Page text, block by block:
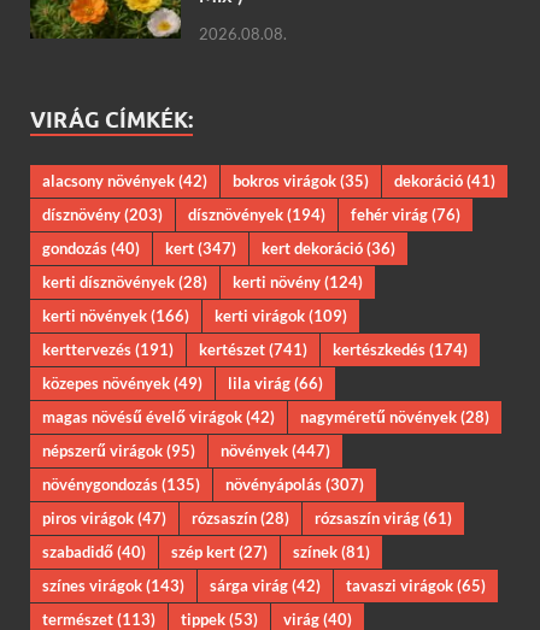
2026.08.08.
VIRÁG CÍMKÉK:
alacsony növények(42) bokros virágok(35) dekoráció(41)
dísznövény(203) dísznövények(194) fehér virág(76)
gondozás(40) kert(347) kert dekoráció(36)
kerti dísznövények(28) kerti növény(124)
kerti növények(166) kerti virágok(109)
kerttervezés(191) kertészet(741) kertészkedés(174)
közepes növények(49) lila virág(66)
magas növésű évelő virágok(42) nagyméretű növények(28)
népszerű virágok(95) növények(447)
növénygondozás(135) növényápolás(307)
piros virágok(47) rózsaszín(28) rózsaszín virág(61)
szabadidő(40) szép kert(27) színek(81)
színes virágok(143) sárga virág(42) tavaszi virágok(65)
természet(113) tippek(53) virág(40)